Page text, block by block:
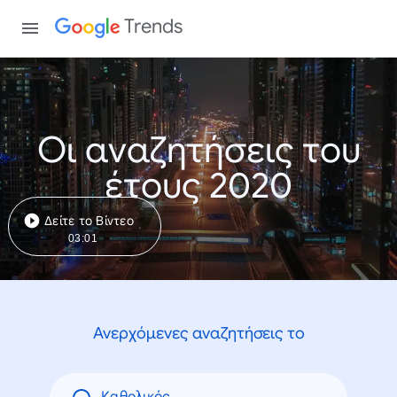
Trends
Οι αναζητήσεις του
έτους 2020
Δείτε το Βίντεο
03:01
Ανερχόμενες αναζητήσεις το